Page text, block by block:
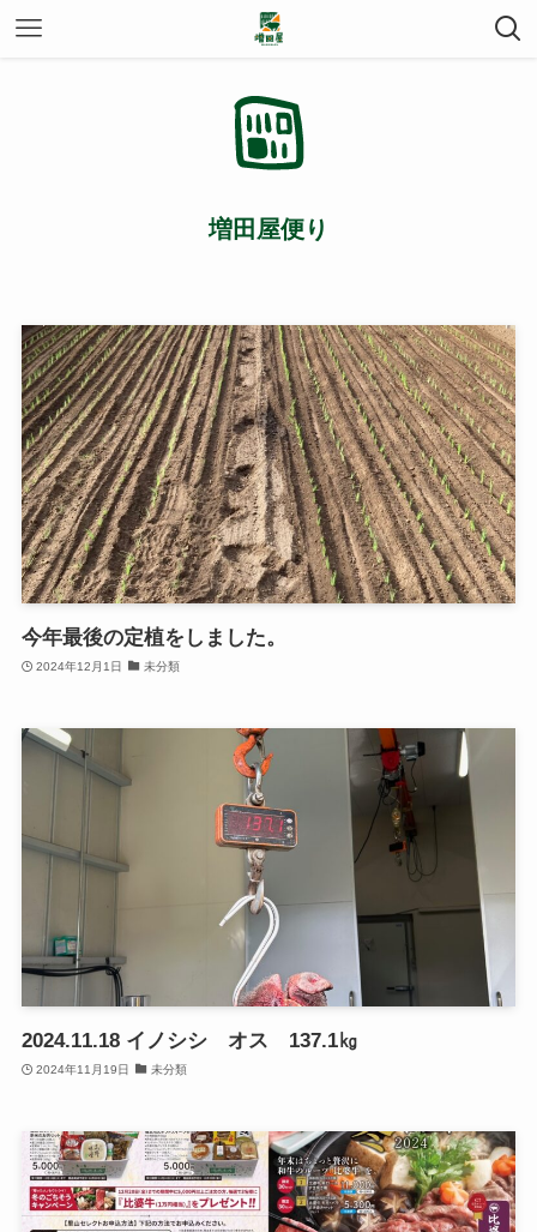
増田屋便り
今年最後の定植をしました。
2024年12月1日 未分類
2024.11.18 イノシシ オス 137.1㎏
2024年11月19日 未分類